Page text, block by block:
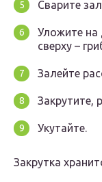
Сварите
Уложите на
сверху –
Залейте
Закрутите,
Укутайте.
Закрутка